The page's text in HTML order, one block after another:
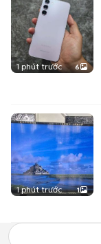
1 phút trước 6
1 phút trước 1